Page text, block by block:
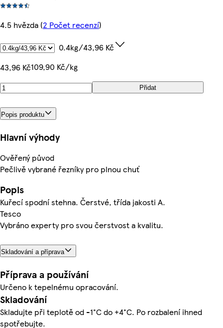
4.5 hvězda (2 Počet recenzí)
0.4kg/43,96 Kč
43,96 Kč109,90 Kč/kg
Přidat
Popis produktu
Hlavní výhody
Ověřený původ
Pečlivě vybrané řezníky pro plnou chuť
Popis
Kuřecí spodní stehna. Čerstvé, třída jakosti A.
Tesco
Vybráno experty pro svou čerstvost a kvalitu.
Skladování a příprava
Příprava a používání
Určeno k tepelnému opracování.
Skladování
Skladujte při teplotě od -1°C do +4°C. Po rozbalení ihned
spotřebujte.